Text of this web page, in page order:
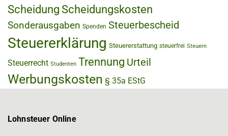
Scheidung Scheidungskosten
Sonderausgaben Spenden Steuerbescheid
Steuererklärung Steuererstattung steuerfrei Steuern
Steuerrecht Studenten Trennung Urteil
Werbungskosten § 35a EStG
Lohnsteuer Online